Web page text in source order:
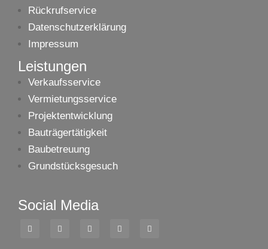
Rückrufservice
Datenschutzerklärung
Impressum
Leistungen
Verkaufsservice
Vermietungsservice
Projektentwicklung
Bauträgertätigkeit
Baubetreuung
Grundstücksgesuch
Social Media